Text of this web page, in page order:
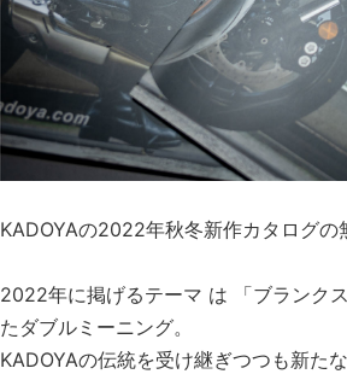
KADOYAの2022年秋冬新作カタログの
2022年に掲げるテーマ は 「ブランク
たダブルミーニング。
KADOYAの伝統を受け継ぎつつも新た